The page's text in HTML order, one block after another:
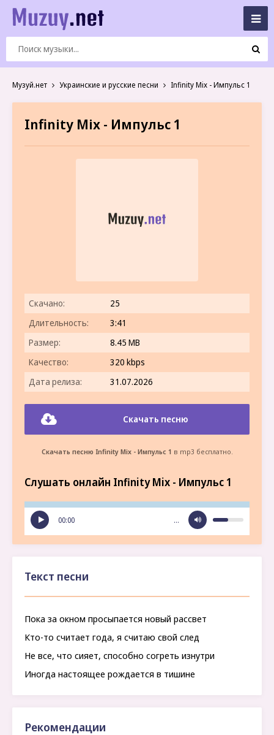
Музуй.нет Украинские и русские песни Infinity Mix - Импульс 1
Infinity Mix - Импульс 1
Скачано:
25
Длительность:
3:41
Размер:
8.45 MB
Качество:
320 kbps
Дата релиза:
31.07.2026
Скачать песню
Скачать песню Infinity Mix - Импульс 1 в mp3 бесплатно.
Слушать онлайн Infinity Mix - Импульс 1
00:00 …
Текст песни
Пока за окном просыпается новый рассвет
Кто-то считает года, я считаю свой след
Не все, что сияет, способно согреть изнутри
Иногда настоящее рождается в тишине
Рекомендации